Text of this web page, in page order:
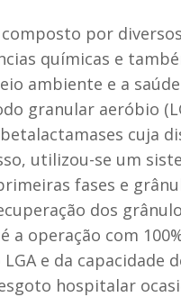
por
químicas e
ambiente e a
granular aeróbio
cuja
utilizou-se um
fases e
dos
a operação com
e da
hospitalar